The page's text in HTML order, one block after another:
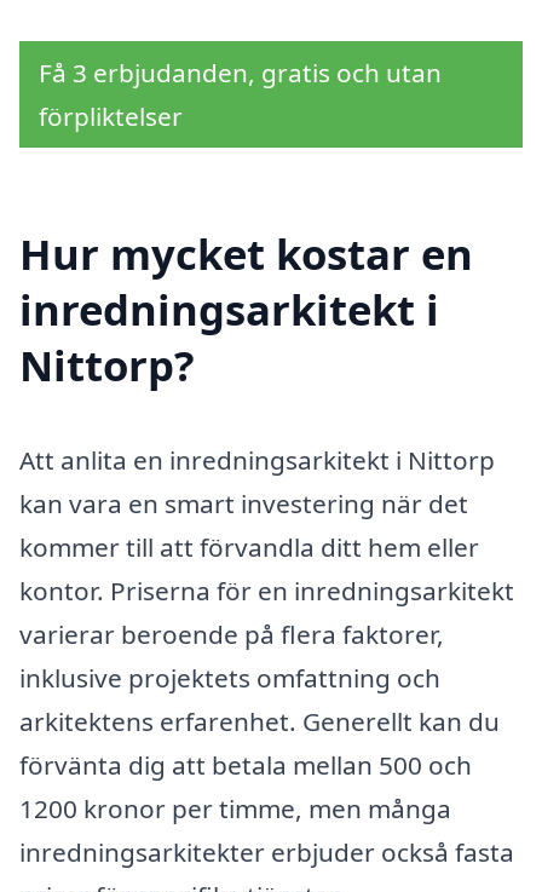
Få 3 erbjudanden, gratis och utan
förpliktelser
Hur mycket kostar en
inredningsarkitekt i
Nittorp?
Att anlita en inredningsarkitekt i Nittorp
kan vara en smart investering när det
kommer till att förvandla ditt hem eller
kontor. Priserna för en inredningsarkitekt
varierar beroende på flera faktorer,
inklusive projektets omfattning och
arkitektens erfarenhet. Generellt kan du
förvänta dig att betala mellan 500 och
1200 kronor per timme, men många
inredningsarkitekter erbjuder också fasta